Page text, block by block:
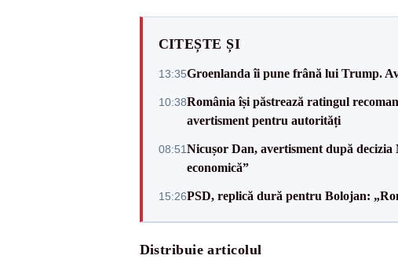
CITEȘTE ȘI
13:35Groenlanda îi pune frână lui Trump.
10:38România își păstrează ratingul
avertisment pentru autorități
08:51Nicușor Dan, avertisment după decizia
economică”
15:26PSD, replică dură pentru Bolojan:
Distribuie articolul